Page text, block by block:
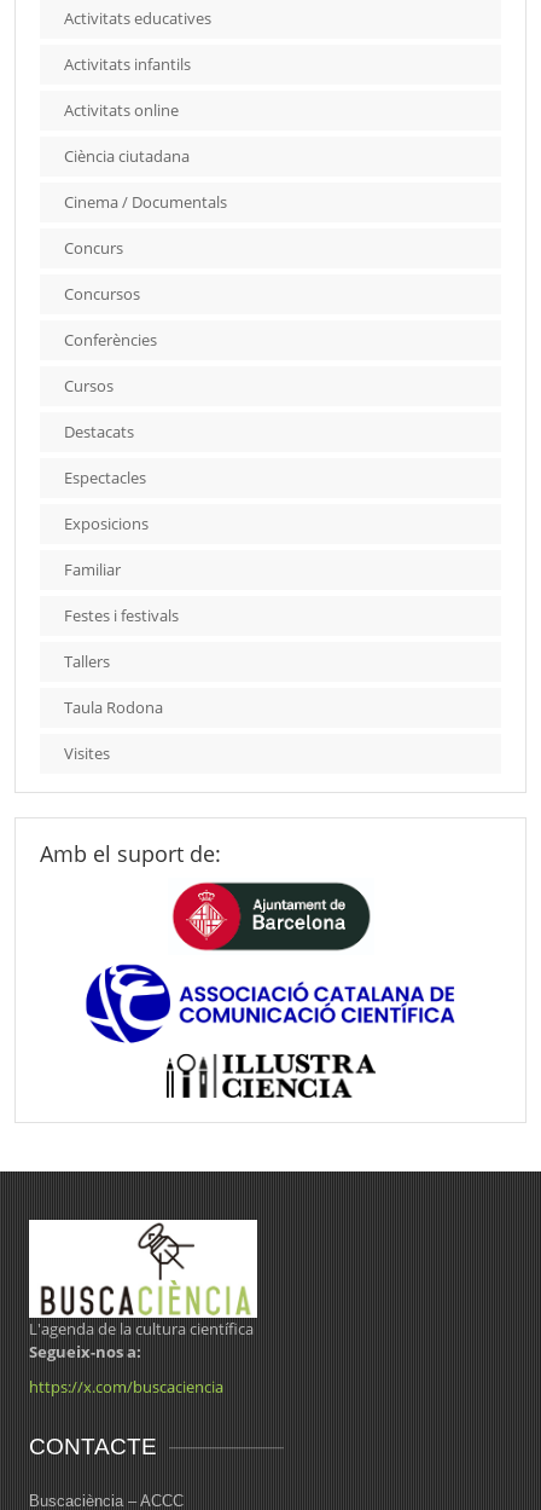
Activitats educatives
Activitats infantils
Activitats online
Ciència ciutadana
Cinema / Documentals
Concurs
Concursos
Conferències
Cursos
Destacats
Espectacles
Exposicions
Familiar
Festes i festivals
Tallers
Taula Rodona
Visites
Amb el suport de:
L'agenda de la cultura científica
Segueix-nos a:
https://x.com/buscaciencia
CONTACTE
Buscaciència – ACCC